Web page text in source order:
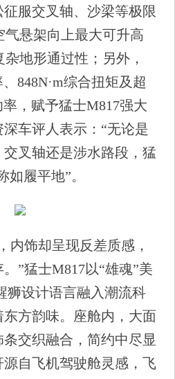
服交叉轴、沙梁等极限
气悬架向上最大可升高
地形通过性；另外，
848N·m综合扭矩及超
，赋予猛士M817强大
车评人表示：“无论是
叉轴还是涉水路段，猛
如履平地”。
内饰却呈现反差质感，
”猛士M817以“雄魂”美
狮设计语言融入潮流科
方韵味。座舱内，大面
交织融合，简约中尽显
自飞机驾驶舱灵感，飞